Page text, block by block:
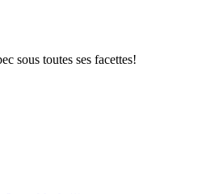
sous toutes ses facettes!